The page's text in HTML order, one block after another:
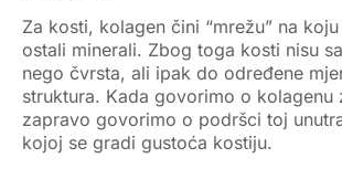
Za kosti, kolagen čini “mrežu” na
ostali minerali. Zbog toga kosti nisu
nego čvrsta, ali ipak do određene
struktura. Kada govorimo o kolagenu
zapravo govorimo o podršci toj
kojoj se gradi gustoća kostiju.